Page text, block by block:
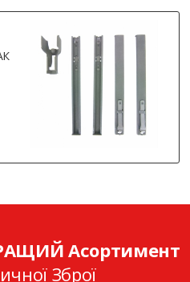
Асортимент
Зброї